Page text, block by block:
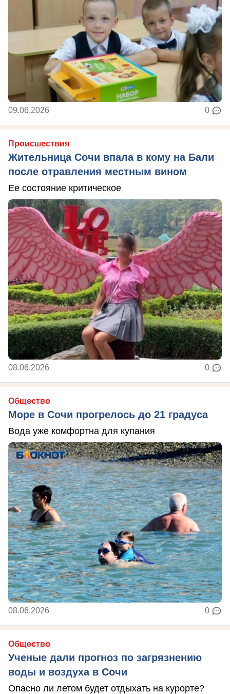
09.06.2026 0
Происшествия
Жительница Сочи впала в кому на Бали
после отравления местным вином
Ее состояние критическое
08.06.2026 0
Общество
Море в Сочи прогрелось до 21 градуса
Вода уже комфортна для купания
08.06.2026 0
Общество
Ученые дали прогноз по загрязнению
воды и воздуха в Сочи
Опасно ли летом будет отдыхать на курорте?